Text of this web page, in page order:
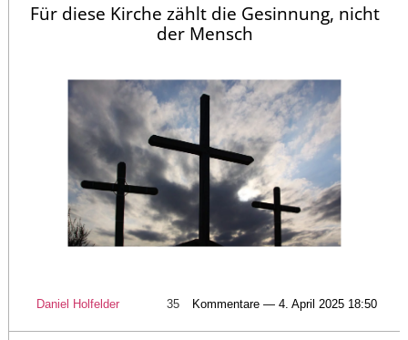
Für diese Kirche zählt die Gesinnung, nicht
der Mensch
Daniel Holfelder 35 Kommentare — 4. April 2025 18:50